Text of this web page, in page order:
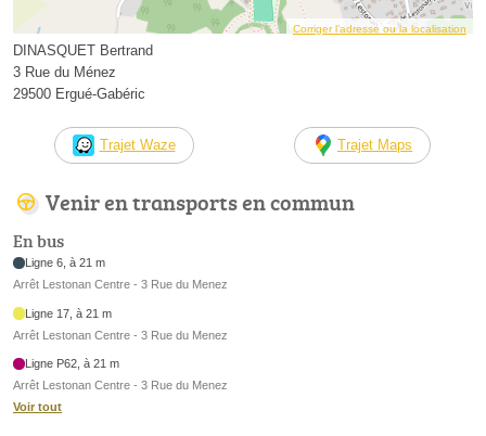
Corriger l’adresse ou la localisation
DINASQUET Bertrand
3 Rue du Ménez
29500 Ergué-Gabéric
Trajet Waze Trajet Maps
Venir en transports en commun
En bus
Ligne 6, à 21 m
Arrêt Lestonan Centre - 3 Rue du Menez
Ligne 17, à 21 m
Arrêt Lestonan Centre - 3 Rue du Menez
Ligne P62, à 21 m
Arrêt Lestonan Centre - 3 Rue du Menez
Voir tout